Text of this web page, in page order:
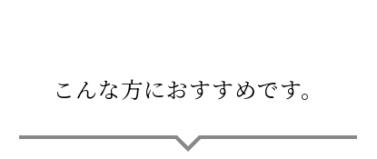
こんな方におすすめです。